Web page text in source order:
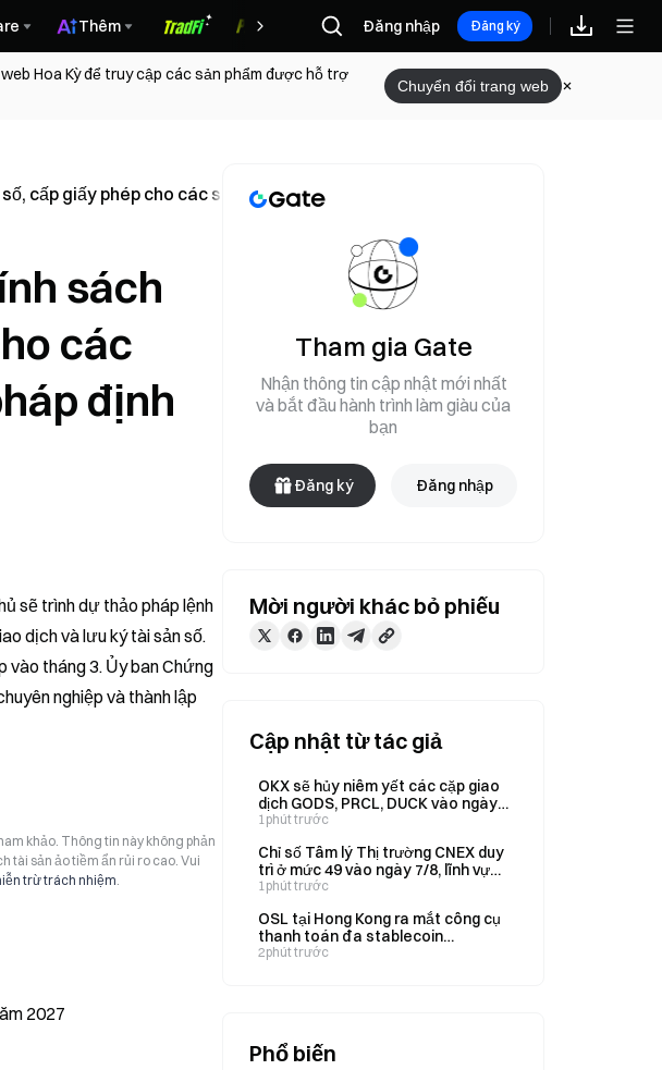
Thêm Phần thưởng
Đăng nhập Đăng ký
Hoa Kỳ để truy cập các sản phẩm được hỗ trợ
Chuyển đổi trang web
cấp giấy phép cho các stablecoin được hỗ trợ bằng tiền pháp định đầu tiên
sách
các
định
sẽ trình dự thảo pháp lệnh
dịch và lưu ký tài sản số.
tháng 3. Ủy ban Chứng
nghiệp và thành lập
khảo. Thông tin này không phản
tài sản ảo tiềm ẩn rủi ro cao. Vui
trừ trách nhiệm.
2027
Tham gia Gate
Nhận thông tin cập nhật mới nhất
và bắt đầu hành trình làm giàu của
bạn
Đăng ký Đăng nhập
Mời người khác bỏ phiếu
Cập nhật từ tác giả
OKX sẽ hủy niêm yết các cặp giao
dịch GODS, PRCL, DUCK vào ngày
14 và 17 tháng 8
1phút trước
Chỉ số Tâm lý Thị trường CNEX duy
trì ở mức 49 vào ngày 7/8, lĩnh vực
ngân hàng có sự phân hóa.
1phút trước
OSL tại Hong Kong ra mắt công cụ
thanh toán đa stablecoin
AgentPay vào ngày 7 tháng 8
2phút trước
Phổ biến